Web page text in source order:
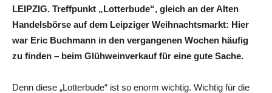
LEIPZIG. Treffpunkt „Lotterbude“, gleich an der Alten
Handelsbörse auf dem Leipziger Weihnachtsmarkt: Hier
war Eric Buchmann in den vergangenen Wochen häufig
zu finden – beim Glühweinverkauf für eine gute Sache.
Denn diese „Lotterbude“ ist so enorm wichtig. Wichtig für die